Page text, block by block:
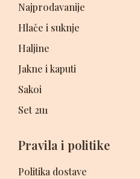
Najprodavanije
Hlače i suknje
Haljine
Jakne i kaputi
Sakoi
Set 2u1
Pravila i politike
Politika dostave